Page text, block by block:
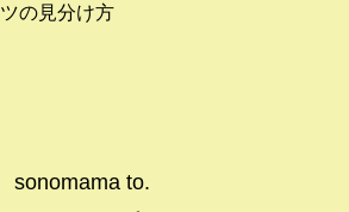
ツの見分け方
sonomama to.